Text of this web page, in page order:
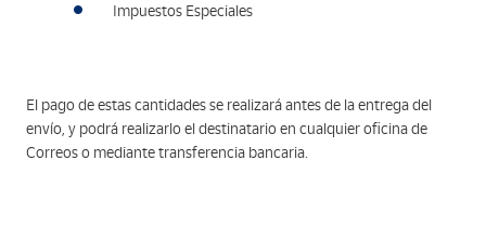
Impuestos Especiales
El pago de estas cantidades se realizará antes de la entrega del
envío, y podrá realizarlo el destinatario en cualquier oficina de
Correos o mediante transferencia bancaria.